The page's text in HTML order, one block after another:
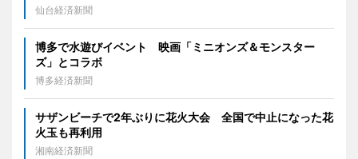
仙台経済新聞
博多で水遊びイベント 映画「ミニオンズ＆モンスター
ズ」とコラボ
博多経済新聞
サザンビーチで2年ぶりに花火大会 全国で中止になった花
火玉も再利用
湘南経済新聞